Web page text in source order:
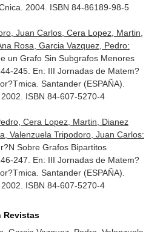
2004. ISBN 84-86189-98-5
Juan Carlos, Cera Lopez, Martin,
Rosa, Garcia Vazquez, Pedro:
un Grafo Sin Subgrafos Menores
245. En: III Jornadas de Matem?
. Santander (ESPAÑA).
ISBN 84-607-5270-4
Cera Lopez, Martin, Dianez
Valenzuela Tripodoro, Juan Carlos:
Sobre Grafos Bipartitos
247. En: III Jornadas de Matem?
. Santander (ESPAÑA).
ISBN 84-607-5270-4
Revistas